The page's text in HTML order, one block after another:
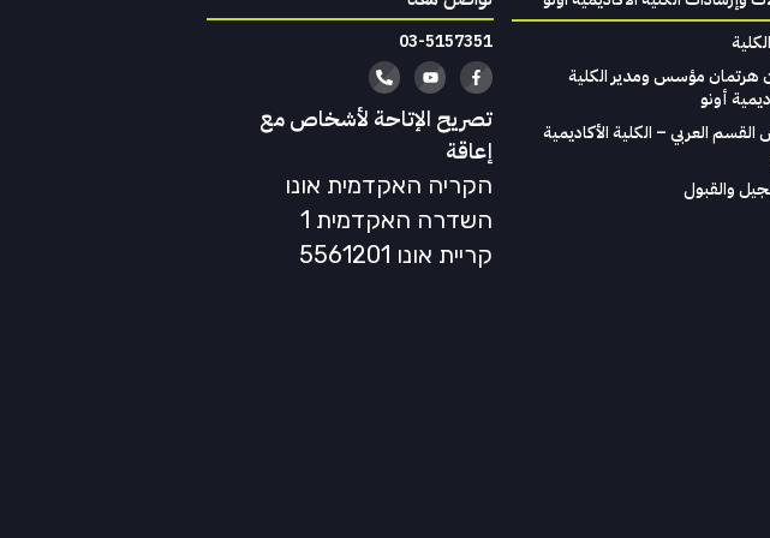
هرتمان مؤسس ومدير الكلية
أونو
القسم العربي – الكلية الأكاديمية
والقبول
03-5157351
تصريح الإتاحة لأشخاص مع
إعاقة
הקריה האקדמית אונו
השדרה האקדמית 1
קריית אונו 5561201